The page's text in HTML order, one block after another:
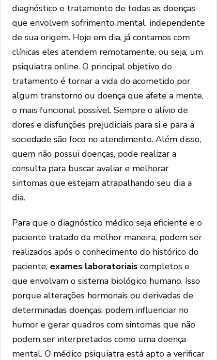
diagnóstico e tratamento de todas as doenças
que envolvem sofrimento mental, independente
de sua origem. Hoje em dia, já contamos com
clínicas eles atendem remotamente, ou seja, um
psiquiatra online. O principal objetivo do
tratamento é tornar a vida do acometido por
algum transtorno ou doença que afete a mente,
o mais funcional possível. Sempre o alívio de
dores e disfunções prejudiciais para si e para a
sociedade são foco no atendimento. Além disso,
quem não possui doenças, pode realizar a
consulta para buscar avaliar e melhorar
sintomas que estejam atrapalhando seu dia a
dia.
Para que o diagnóstico médico seja eficiente e o
paciente tratado da melhor maneira, podem ser
realizados após o conhecimento do histórico do
paciente, exames laboratoriais completos e
que envolvam o sistema biológico humano. Isso
porque alterações hormonais ou derivadas de
determinadas doenças, podem influenciar no
humor e gerar quadros com sintomas que não
podem ser interpretados como uma doença
mental. O médico psiquiatra está apto a verificar